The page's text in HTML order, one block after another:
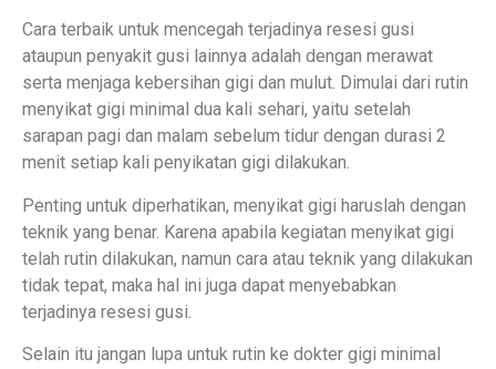
Cara terbaik untuk mencegah terjadinya resesi gusi
ataupun penyakit gusi lainnya adalah dengan merawat
serta menjaga kebersihan gigi dan mulut. Dimulai dari rutin
menyikat gigi minimal dua kali sehari, yaitu setelah
sarapan pagi dan malam sebelum tidur dengan durasi 2
menit setiap kali penyikatan gigi dilakukan.
Penting untuk diperhatikan, menyikat gigi haruslah dengan
teknik yang benar. Karena apabila kegiatan menyikat gigi
telah rutin dilakukan, namun cara atau teknik yang dilakukan
tidak tepat, maka hal ini juga dapat menyebabkan
terjadinya resesi gusi.
Selain itu jangan lupa untuk rutin ke dokter gigi minimal